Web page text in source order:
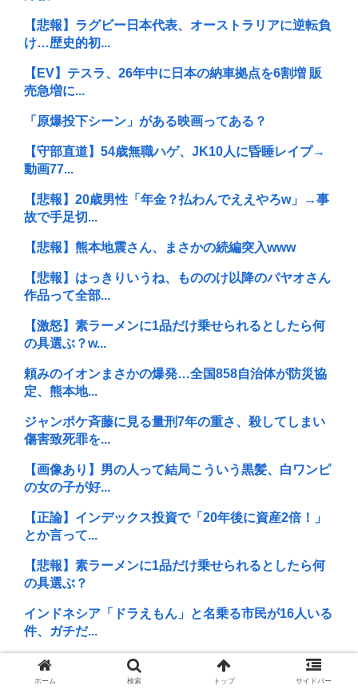
【悲報】ラグビー日本代表、オーストラリアに逆転負
け…歴史的初...
【EV】テスラ、26年中に日本の納車拠点を6割増 販
売急増に...
「原爆投下シーン」がある映画ってある？
【守部直道】54歳無職ハゲ、JK10人に昏睡レイプ→
動画77...
【悲報】20歳男性「年金？払わんでええやろw」→事
故で手足切...
【悲報】熊本地震さん、まさかの続編突入www
【悲報】はっきりいうね、もののけ以降のパヤオさん
作品って全部...
【激怒】素ラーメンに1品だけ乗せられるとしたら何
の具選ぶ？w...
頼みのイオンまさかの爆発…全国858自治体が防災協
定、熊本地...
ジャンポケ斉藤に見る量刑7年の重さ、殺してしまい
傷害致死罪を...
【画像あり】男の人って結局こういう黒髪、白ワンピ
の女の子が好...
【正論】インデックス投資で「20年後に資産2倍！」
とか言って...
【悲報】素ラーメンに1品だけ乗せられるとしたら何
の具選ぶ？
インドネシア「ドラえもん」と名乗る市民が16人いる
件、ガチだ...
インドネシアの首都移転失敗に学ぶ、日本がもし首都
移転となった...
ホーム 検索 トップ サイドバー